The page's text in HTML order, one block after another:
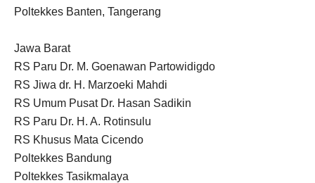
Poltekkes Banten, Tangerang
Jawa Barat
RS Paru Dr. M. Goenawan Partowidigdo
RS Jiwa dr. H. Marzoeki Mahdi
RS Umum Pusat Dr. Hasan Sadikin
RS Paru Dr. H. A. Rotinsulu
RS Khusus Mata Cicendo
Poltekkes Bandung
Poltekkes Tasikmalaya